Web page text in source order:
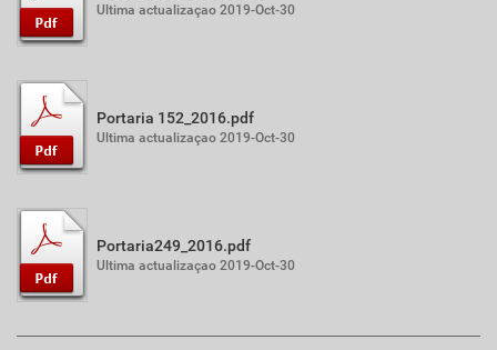
Ultima actualizaçao 2019-Oct-30
Portaria 152_2016.pdf
Ultima actualizaçao 2019-Oct-30
Portaria249_2016.pdf
Ultima actualizaçao 2019-Oct-30